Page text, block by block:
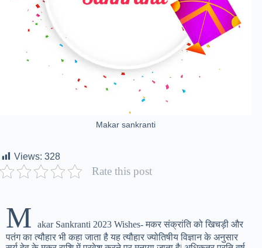
Makar sankranti
Views: 328
Rate this post
M
akar Sankranti 2023 Wishes- मकर संक्रांति को खिचड़ी और
पतंग का त्यौहार भी कहा जाता है यह त्यौहार ज्योतिषीय विज्ञान के अनुसार